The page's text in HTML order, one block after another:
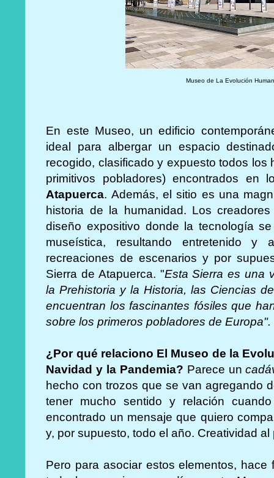
Museo de La Evolución
En este Museo, un edificio
ideal para albergar un espacio
recogido, clasificado y expuesto todos los
primitivos pobladores) encontrados
Atapuerca. Además, el sitio es una
historia de la humanidad. Los
diseño expositivo donde la tecnología
museística, resultando entretenido y
recreaciones de escenarios y por
Sierra de Atapuerca. "Esta Sierra es una
la Prehistoria y la Historia, las Ciencias
encuentran los fascinantes fósiles que
sobre los primeros pobladores de Europa".
¿Por qué relaciono El Museo de la
Navidad y la Pandemia? Parece un
hecho con trozos que se van agregando
tener mucho sentido y relación
encontrado un mensaje que quiero
y, por supuesto, todo el año. Creatividad al
Pero para asociar estos elementos,